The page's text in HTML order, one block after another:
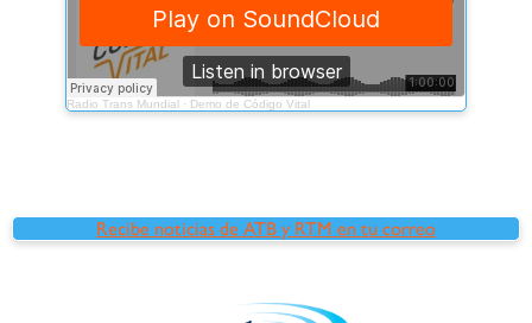
Radio Trans Mundial · Demo de Código Vital
Recibe noticias de ATB y RTM en tu correo